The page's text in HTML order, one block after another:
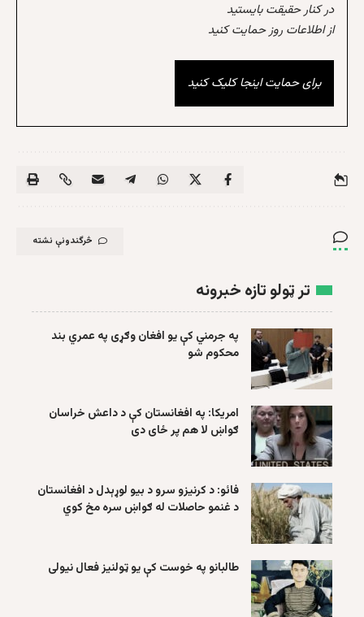
در کنار حقیقت بایستید
از اطلاعات روز حمایت کنید
برای حمایت اینجا کلیک کنید
څرگندونې نشته
تر ټولو تازه خبرونه
په جرمني کې یو افغان وګړی په عمري بند
محکوم شو
امریکا: په افغانستان کې د داعش خراسان
ګواښ لا هم پر ځای دی
فائو: د کرنیزو سرو د بیو لوړېدل د افغانستان
د غنمو حاصلات له ګواښ سره مخ کوي
طالبانو په خوست کې یو ټولنیز فعال نیولی